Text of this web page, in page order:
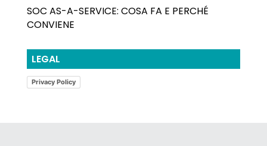
SOC AS-A-SERVICE: COSA FA E PERCHÉ
CONVIENE
LEGAL
Privacy Policy